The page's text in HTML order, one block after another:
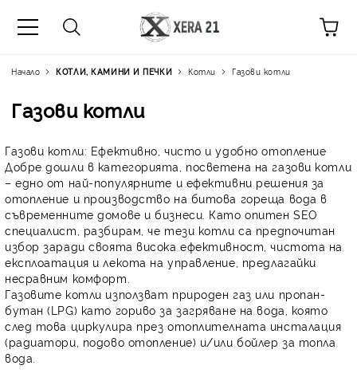
Начало КОТЛИ, КАМИНИ И ПЕЧКИ Котли Газови котли
Газови котли
Газови котли: Ефективно, чисто и удобно отопление
Добре дошли в категорията, посветена нагазови котли
– едно от най-популярните и ефективни решения за
отопление и производство на битова гореща вода в
съвременните домове и бизнеси. Като опитен SEO
специалист, разбирам, че тези котли са предпочитан
избор заради своята висока ефективност, чистота на
експлоатация и лекота на управление, предлагайки
несравним комфорт.
Газовите котли използват природен газ или пропан-
бутан (LPG) като гориво за загряване на вода, която
след това циркулира през отоплителната инсталация
(радиатори, подово отопление) и/или бойлер за топла
вода.